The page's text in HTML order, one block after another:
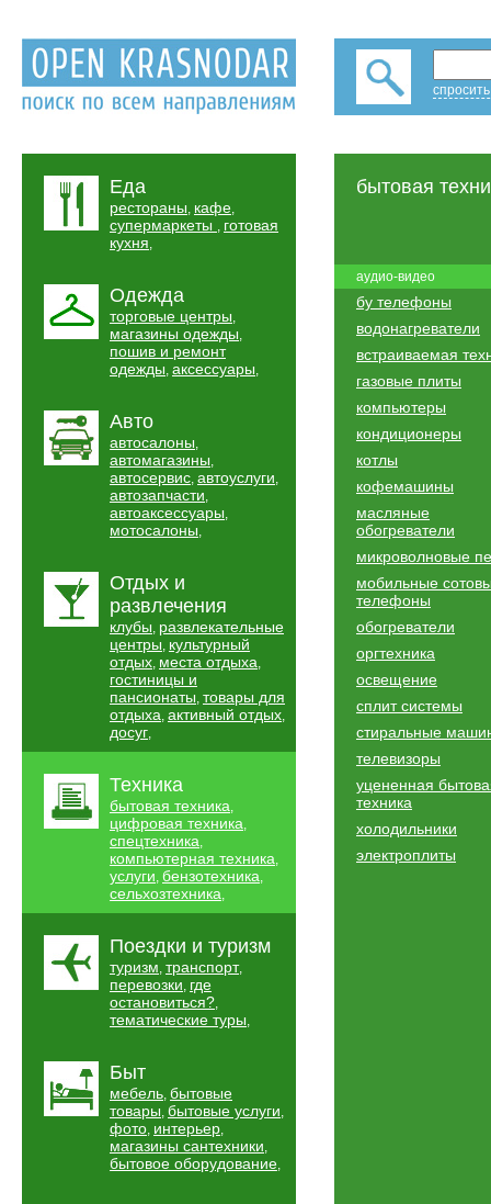
Еда
рестораны, кафе,
супермаркеты , готовая
кухня,
Одежда
торговые центры,
магазины одежды,
пошив и ремонт
одежды, аксессуары,
Авто
автосалоны,
автомагазины,
автосервис, автоуслуги,
автозапчасти,
автоаксессуары,
мотосалоны,
Отдых и
развлечения
клубы, развлекательные
центры, культурный
отдых, места отдыха,
гостиницы и
пансионаты, товары для
отдыха, активный отдых,
досуг,
Техника
бытовая техника,
цифровая техника,
спецтехника,
компьютерная техника,
услуги, бензотехника,
сельхозтехника,
Поездки и туризм
туризм, транспорт,
перевозки, где
остановиться?,
тематические туры,
Быт
мебель, бытовые
товары, бытовые услуги,
фото, интерьер,
магазины сантехники,
бытовое оборудование,
бытовая
аудио-видео
бу телефоны
водонагреватели
встраиваемая
газовые плиты
компьютеры
кондиционеры
котлы
кофемашины
масляные
обогреватели
микроволновые
мобильные
телефоны
обогреватели
оргтехника
освещение
сплит системы
стиральные
телевизоры
уцененная
техника
холодильники
электроплиты